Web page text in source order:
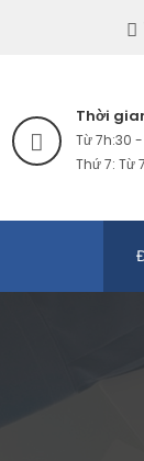
Thời
Từ 7h:30
Thứ 7: Từ